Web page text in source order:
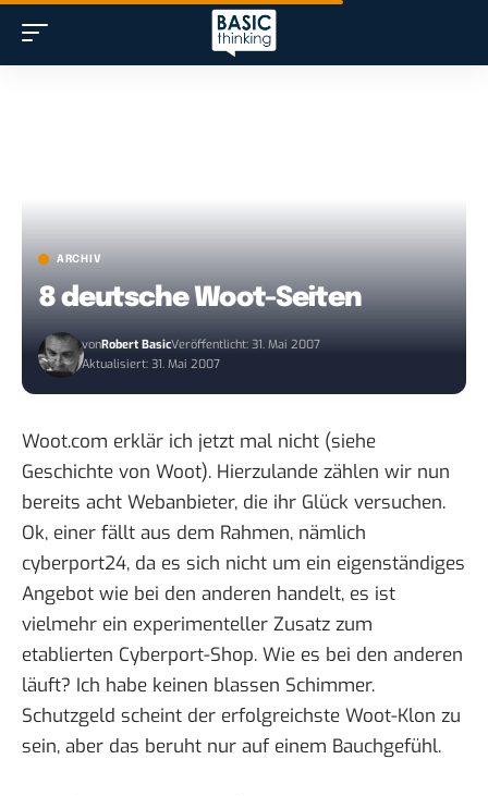
ARCHIV
8 deutsche Woot-Seiten
vonRobert BasicVeröffentlicht: 31. Mai 2007
Aktualisiert: 31. Mai 2007
Woot.com erklär ich jetzt mal nicht (siehe
Geschichte von Woot). Hierzulande zählen wir nun
bereits acht Webanbieter, die ihr Glück versuchen.
Ok, einer fällt aus dem Rahmen, nämlich
cyberport24, da es sich nicht um ein eigenständiges
Angebot wie bei den anderen handelt, es ist
vielmehr ein experimenteller Zusatz zum
etablierten Cyberport-Shop. Wie es bei den anderen
läuft? Ich habe keinen blassen Schimmer.
Schutzgeld scheint der erfolgreichste Woot-Klon zu
sein, aber das beruht nur auf einem Bauchgefühl.